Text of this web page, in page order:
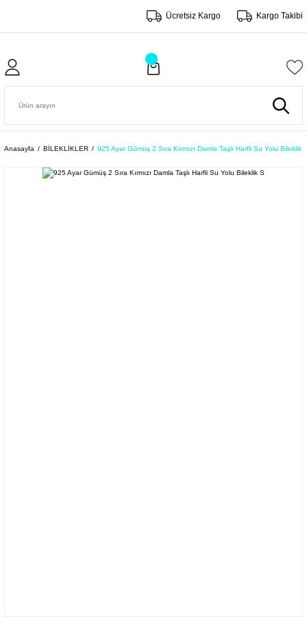
Ücretsiz Kargo Kargo Takibi
Anasayfa BİLEKLİKLER 925 Ayar Gümüş 2 Sıra Kırmızı Damla Taşlı Harfli Su Yolu Bileklik